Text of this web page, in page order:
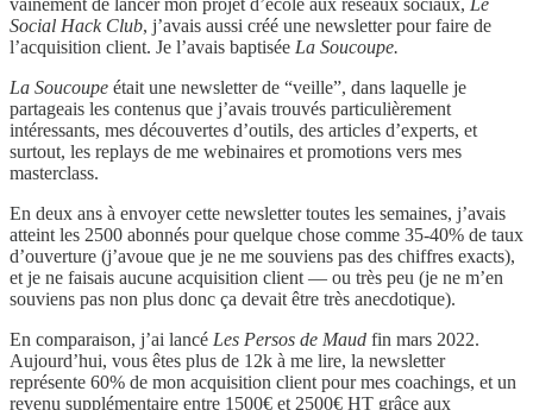
vainement de lancer mon projet d’école aux réseaux sociaux, Le
Social Hack Club, j’avais aussi créé une newsletter pour faire de
l’acquisition client. Je l’avais baptisée La Soucoupe.
La Soucoupe était une newsletter de “veille”, dans laquelle je
partageais les contenus que j’avais trouvés particulièrement
intéressants, mes découvertes d’outils, des articles d’experts, et
surtout, les replays de me webinaires et promotions vers mes
masterclass.
En deux ans à envoyer cette newsletter toutes les semaines, j’avais
atteint les 2500 abonnés pour quelque chose comme 35-40% de taux
d’ouverture (j’avoue que je ne me souviens pas des chiffres exacts),
et je ne faisais aucune acquisition client — ou très peu (je ne m’en
souviens pas non plus donc ça devait être très anecdotique).
En comparaison, j’ai lancé Les Persos de Maud fin mars 2022.
Aujourd’hui, vous êtes plus de 12k à me lire, la newsletter
représente 60% de mon acquisition client pour mes coachings, et un
revenu supplémentaire entre 1500€ et 2500€ HT grâce aux